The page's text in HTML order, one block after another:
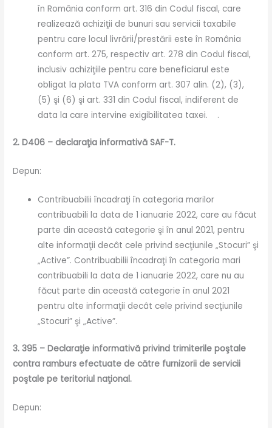
în România conform art. 316 din Codul fiscal, care
realizează achiziţii de bunuri sau servicii taxabile
pentru care locul livrării/prestării este în România
conform art. 275, respectiv art. 278 din Codul fiscal,
inclusiv achiziţiile pentru care beneficiarul este
obligat la plata TVA conform art. 307 alin. (2), (3),
(5) şi (6) şi art. 331 din Codul fiscal, indiferent de
data la care intervine exigibilitatea taxei. .
2. D406 – declaraţia informativă SAF-T.
Depun:
Contribuabilii încadraţi în categoria marilor
contribuabili la data de 1 ianuarie 2022, care au făcut
parte din această categorie şi în anul 2021, pentru
alte informaţii decât cele privind secţiunile „Stocuri” şi
„Active”. Contribuabilii încadraţi în categoria mari
contribuabili la data de 1 ianuarie 2022, care nu au
făcut parte din această categorie în anul 2021
pentru alte informaţii decât cele privind secţiunile
„Stocuri” şi „Active”.
3. 395 – Declaraţie informativă privind trimiterile poştale
contra ramburs efectuate de către furnizorii de servicii
poştale pe teritoriul naţional.
Depun: